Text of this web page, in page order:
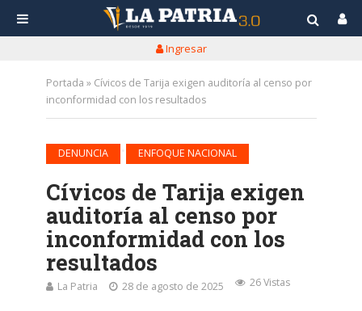
Ingresar
Portada » Cívicos de Tarija exigen auditoría al censo por
inconformidad con los resultados
DENUNCIA ENFOQUE NACIONAL
Cívicos de Tarija exigen
auditoría al censo por
inconformidad con los
resultados
La Patria 28 de agosto de 2025 26 Vistas